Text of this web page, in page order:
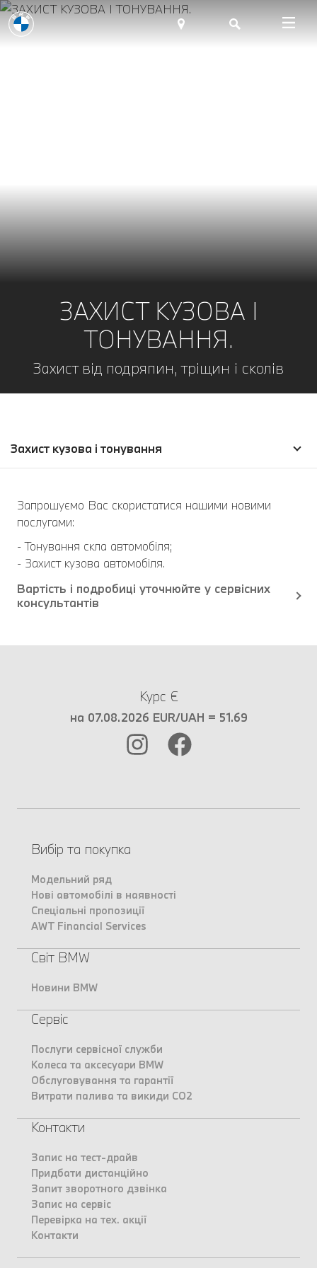
ЗАХИСТ КУЗОВА І
ТОНУВАННЯ.
Захист від подряпин, тріщин і сколів
Захист кузова і тонування
Запрошуємо Вас скористатися нашими новими
послугами:
- Тонування скла автомобіля;
- Захист кузова автомобіля.
Вартість і подробиці уточнюйте у сервісних
консультантів
Курс €
на 07.08.2026 EUR/UAH = 51.69
Вибір та покупка
Модельний ряд
Нові автомобілі в наявності
Спеціальні пропозиції
AWT Financial Services
Світ BMW
Новини BMW
Сервіс
Послуги сервісної служби
Колеса та аксесуари BMW
Обслуговування та гарантії
Витрати палива та викиди CO2
Контакти
Запис на тест-драйв
Придбати дистанційно
Запит зворотного дзвінка
Запис на сервіс
Перевірка на тех. акції
Контакти